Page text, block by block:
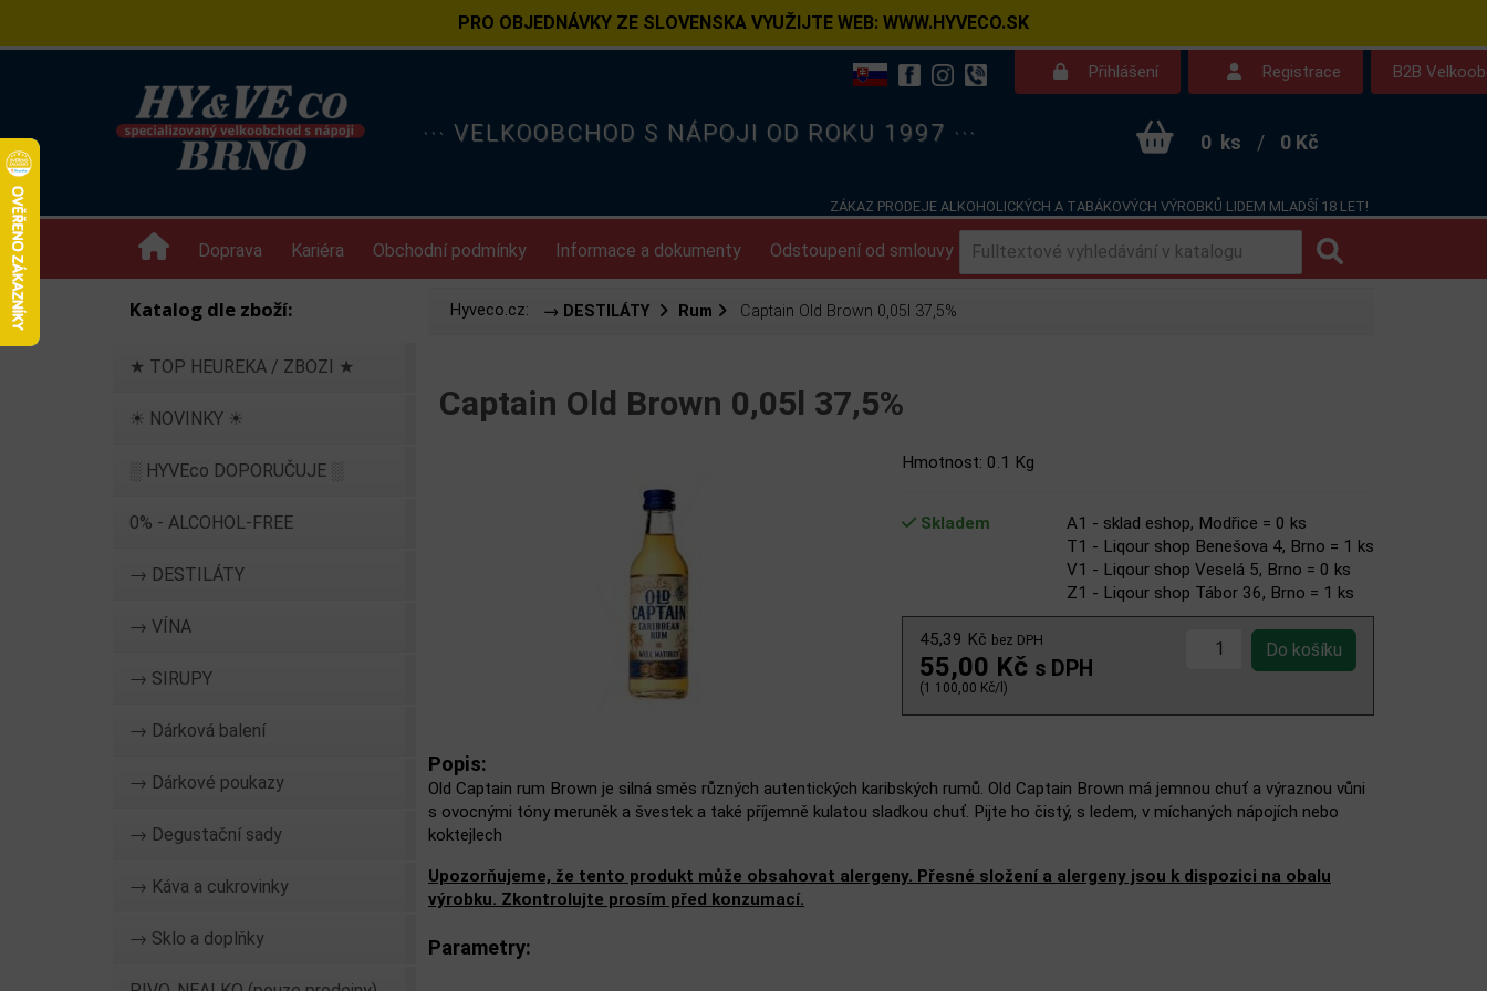
PRO OBJEDNÁVKY ZE SLOVENSKA VYUŽIJTE WEB: WWW.HYVECO.SK
Přihlášení Registrace B2B
··· VELKOOBCHOD S NÁPOJI OD ROKU 1997 ··· 0 ks / 0 Kč
ZÁKAZ PRODEJE ALKOHOLICKÝCH A TABÁKOVÝCH VÝROBKŮ LIDEM MLADŠÍ 18 LET!
Doprava Kariéra Obchodní podmínky Informace a dokumenty Odstoupení od smlouvy Kontakt Dotazy
Katalog dle zboží:
★ TOP HEUREKA / ZBOZI ★
☀ NOVINKY ☀
░ HYVEco DOPORUČUJE ░
0% - ALCOHOL-FREE
→ DESTILÁTY
→ VÍNA
→ SIRUPY
→ Dárková balení
→ Dárkové poukazy
→ Degustační sady
→ Káva a cukrovinky
→ Sklo a doplňky
Hyveco.cz: → DESTILÁTY Rum Captain Old Brown 0,05l 37,5%
Captain Old Brown 0,05l 37,5%
Hmotnost: 0.1 Kg
Skladem
A1 - sklad eshop, Modřice = 0 ks
T1 - Liqour shop Benešova 4, Brno = 1 ks
V1 - Liqour shop Veselá 5, Brno = 0 ks
Z1 - Liqour shop Tábor 36, Brno = 1 ks
45,39 Kč bez DPH
55,00 Kč s DPH
(1 100,00 Kč/l)
Popis:
Old Captain rum Brown je silná směs různých autentických karibských rumů. Old Captain Brown má jemnou chuť a výraznou vůni
s ovocnými tóny meruněk a švestek a také příjemně kulatou sladkou chuť. Pijte ho čistý, s ledem, v míchaných nápojích nebo
koktejlech
Upozorňujeme, že tento produkt může obsahovat alergeny. Přesné složení a alergeny jsou k dispozici na obalu
výrobku. Zkontrolujte prosím před konzumací.
Parametry: